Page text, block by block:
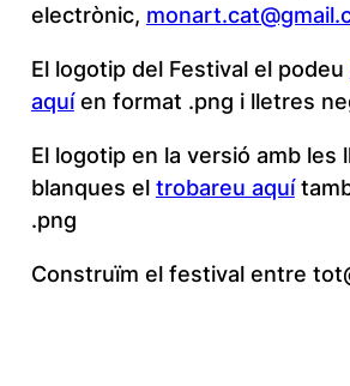
electrònic,
El logotip del Festival el podeu
aquíen format .png i lletres
El logotip en la versió amb les
blanques el trobareu aquí
.png
Construïm el festival entre